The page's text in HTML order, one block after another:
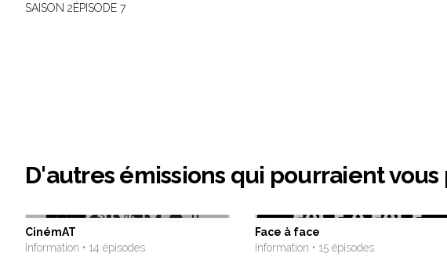
SAISON 2ÉPISODE 7
D'autres émissions qui pourraient
CinémAT
Information • 14 épisodes
Face à face
Information • 15 épisodes